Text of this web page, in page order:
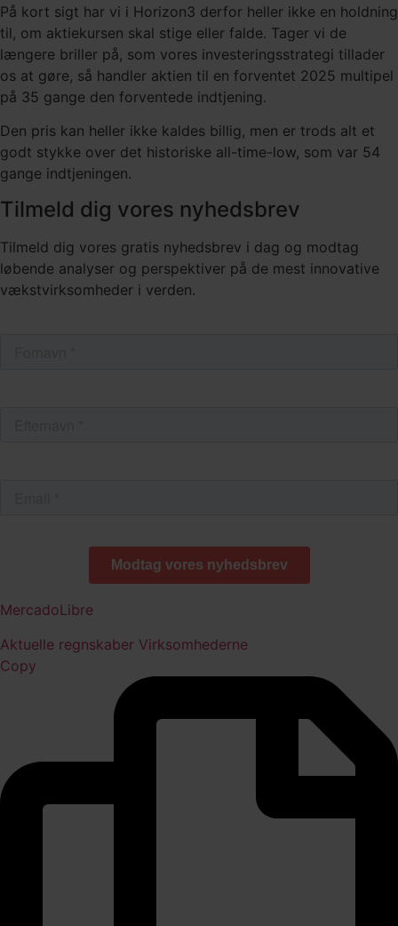
På kort sigt har vi i Horizon3 derfor heller ikke en holdning
til, om aktiekursen skal stige eller falde. Tager vi de
længere briller på, som vores investeringsstrategi tillader
os at gøre, så handler aktien til en forventet 2025 multipel
på 35 gange den forventede indtjening.
Den pris kan heller ikke kaldes billig, men er trods alt et
godt stykke over det historiske all-time-low, som var 54
gange indtjeningen.
Tilmeld dig vores nyhedsbrev
Tilmeld dig vores gratis nyhedsbrev i dag og modtag
løbende analyser og perspektiver på de mest innovative
vækstvirksomheder i verden.
MercadoLibre
Aktuelle regnskaber Virksomhederne
Copy